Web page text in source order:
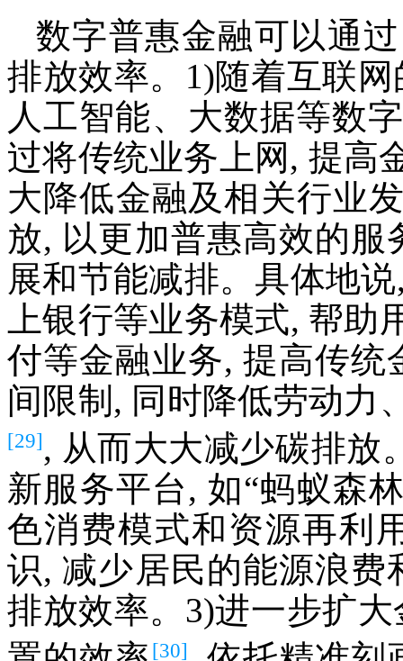
数字普惠金融可以通
排放效率。1)随着互联
人工智能、大数据等数
过将传统业务上网, 提高
大降低金融及相关行业
放, 以更加普惠高效的
展和节能减排。具体地
上银行等业务模式, 帮
付等金融业务, 提高传
间限制, 同时降低劳动力
[29], 从而大大减少碳排放
新服务平台, 如“蚂蚁森
色消费模式和资源再利
识, 减少居民的能源浪
排放效率。3)进一步扩
[30]